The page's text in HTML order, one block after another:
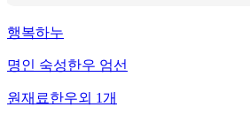
행복하누
명인 숙성한우 엄선
원재료한우외 1개